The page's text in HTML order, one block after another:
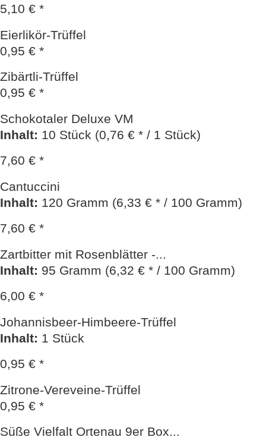
5,10 € *
Eierlikör-Trüffel
0,95 € *
Zibärtli-Trüffel
0,95 € *
Schokotaler Deluxe VM
Inhalt: 10 Stück (0,76 € * / 1 Stück)
7,60 € *
Cantuccini
Inhalt: 120 Gramm (6,33 € * / 100 Gramm)
7,60 € *
Zartbitter mit Rosenblätter -...
Inhalt: 95 Gramm (6,32 € * / 100 Gramm)
6,00 € *
Johannisbeer-Himbeere-Trüffel
Inhalt: 1 Stück
0,95 € *
Zitrone-Vereveine-Trüffel
0,95 € *
Süße Vielfalt Ortenau 9er Box...